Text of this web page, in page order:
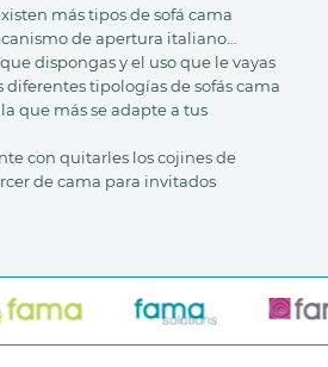
más tipos de sofá cama
de apertura italiano…
dispongas y el uso que le vayas
diferentes tipologías de sofás cama
que más se adapte a tus
con quitarles los cojines de
de cama para invitados